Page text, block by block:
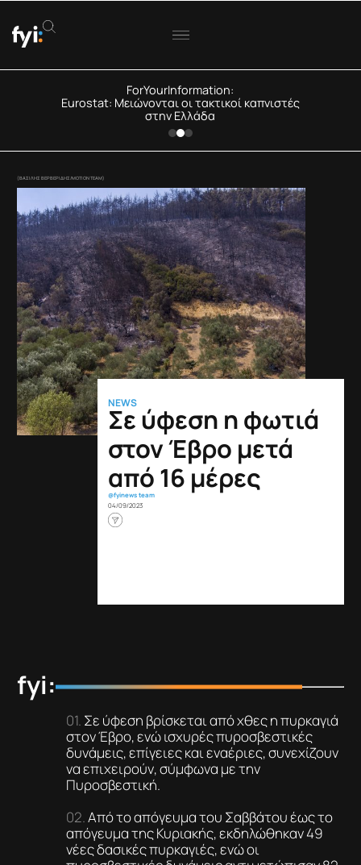
ForYourInformation:
Eurostat: Μειώνονται οι τακτικοί καπνιστές
στην Ελλάδα
(ΒΑΣΙΛΗΣ ΒΕΡΒΕΡΙΔΗΣ/ΜΟΤΙΟΝ ΤΕΑΜ)
NEWS
Σε ύφεση η φωτιά
στον Έβρο μετά
από 16 μέρες
@fyinews team
04/09/2023
fyi:
Σε ύφεση βρίσκεται από χθες η πυρκαγιά
στον Έβρο, ενώ ισχυρές πυροσβεστικές
δυνάμεις, επίγειες και εναέριες, συνεχίζουν
να επιχειρούν, σύμφωνα με την
Πυροσβεστική.
Από το απόγευμα του Σαββάτου έως το
απόγευμα της Κυριακής, εκδηλώθηκαν 49
νέες δασικές πυρκαγιές, ενώ οι